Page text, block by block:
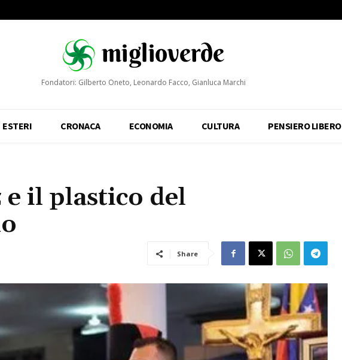
Fondatori: Gilberto Oneto, Leonardo Facco, Gianluca Marchi
ESTERI CRONACA ECONOMIA CULTURA PENSIERO LIBERO
e il plastico del
Share